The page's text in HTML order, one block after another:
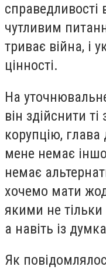
справедливості
чутливим
триває війна, і
цінності.
На
він здійснити
корупцію, глава
мене немає
немає
хочемо мати
якими не
а навіть із
Як